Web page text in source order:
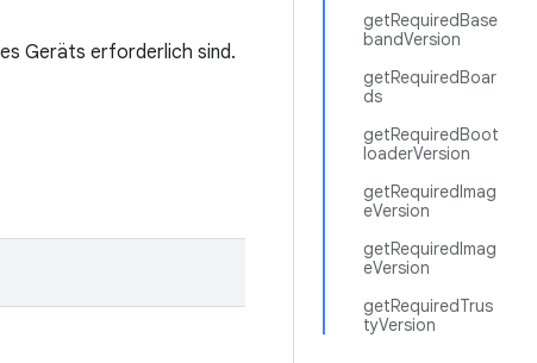
getRequiredBase
bandVersion
getRequiredBoar
ds
getRequiredBoot
loaderVersion
getRequiredImag
eVersion
getRequiredImag
eVersion
getRequiredTrus
tyVersion
Geräts erforderlich sind.